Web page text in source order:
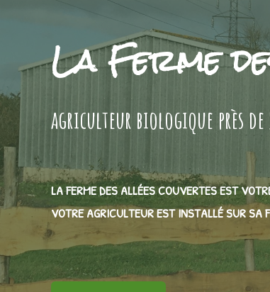
La Ferme
agriculteur biologique près
LA FERME DES ALLÉES COUVERTES EST
VOTRE AGRICULTEUR EST INSTALLÉ SUR SA